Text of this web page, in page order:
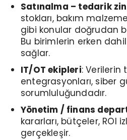
Satınalma – tedarik
stokları, bakım
gibi konular doğrudan
Bu birimlerin erken
sağlar.
IT/OT ekipleri: Verilerin
entegrasyonları, siber
sorumluluğundadır.
Yönetim / finans
kararları, bütçeler, ROI
gerçekleşir.